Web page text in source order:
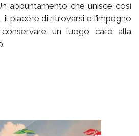
appuntamento che unisce così
piacere di ritrovarsi e l’impegno
un luogo caro alla